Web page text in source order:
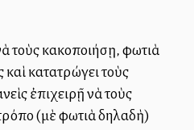
τοὺς κακοποιήσῃ, φωτιὰ
καὶ κατατρώγει τοὺς
ἐπιχειρῇ νὰ τοὺς
(μὲ φωτιὰ δηλαδὴ)